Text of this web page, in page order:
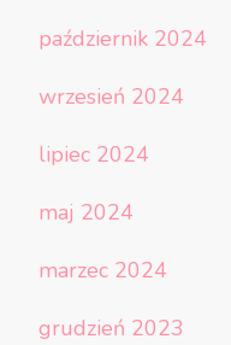
październik 2024
wrzesień 2024
lipiec 2024
maj 2024
marzec 2024
grudzień 2023